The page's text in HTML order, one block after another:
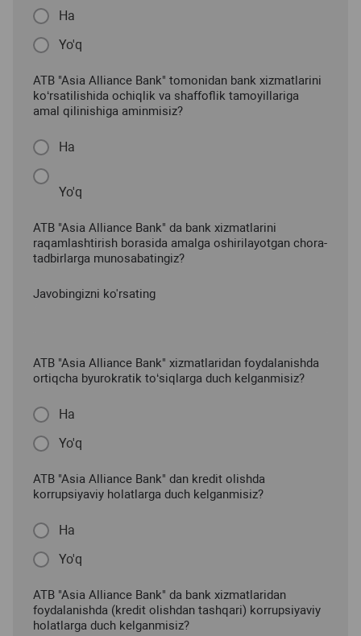
Ha
Yo'q
ATB "Asia Alliance Bank" tomonidan bank xizmatlarini
ko‘rsatilishida ochiqlik va shaffoflik tamoyillariga
amal qilinishiga aminmisiz?
Ha
Yo'q
ATB "Asia Alliance Bank" da bank xizmatlarini
raqamlashtirish borasida amalga oshirilayotgan chora-
tadbirlarga munosabatingiz?
Javobingizni ko'rsating
ATB "Asia Alliance Bank" xizmatlaridan foydalanishda
ortiqcha byurokratik to‘siqlarga duch kelganmisiz?
Ha
Yo'q
ATB "Asia Alliance Bank" dan kredit olishda
korrupsiyaviy holatlarga duch kelganmisiz?
Ha
Yo'q
ATB "Asia Alliance Bank" da bank xizmatlaridan
foydalanishda (kredit olishdan tashqari) korrupsiyaviy
holatlarga duch kelganmisiz?